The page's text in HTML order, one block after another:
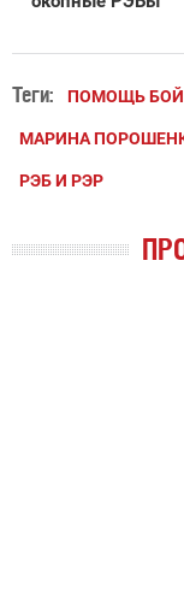
Теги: ПОМОЩЬ
МАРИНА
РЭБ И РЭР